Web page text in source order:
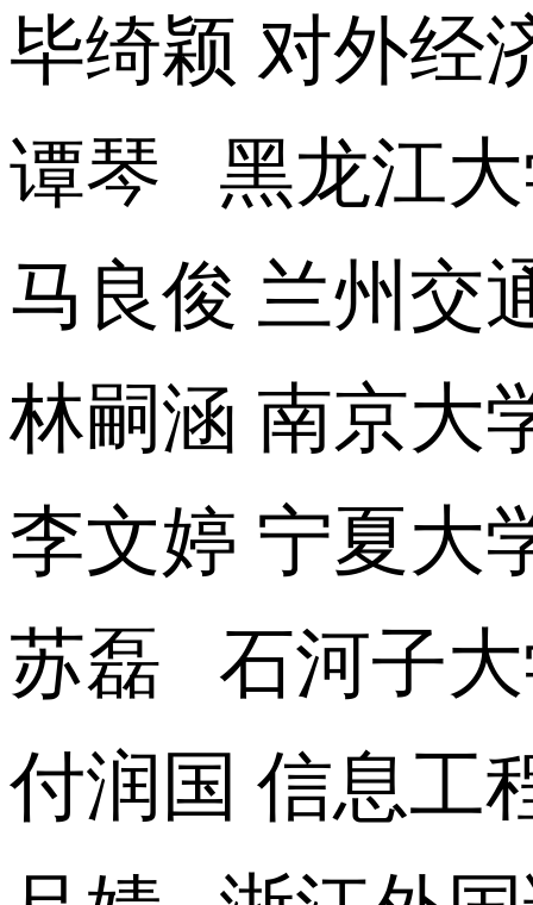
毕绮颖 对外经
谭琴 黑龙江
马良俊 兰州交
林嗣涵 南京大
李文婷 宁夏大
苏磊 石河子
付润国 信息工